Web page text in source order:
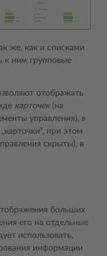
же, как и списками
к ним групповые
отображать
карточек(на
управления), в
при этом
скрыты), в
больших
его на отдельные
использовать,
информации